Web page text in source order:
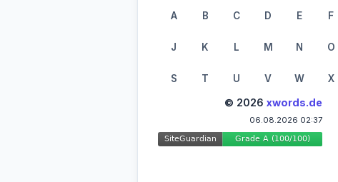
A B C D E F
J K L M N O
S T U V W X
© 2026 xwords.de
06.08.2026 02:37